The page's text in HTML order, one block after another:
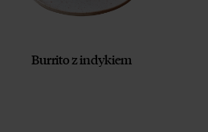
Burrito z indykiem